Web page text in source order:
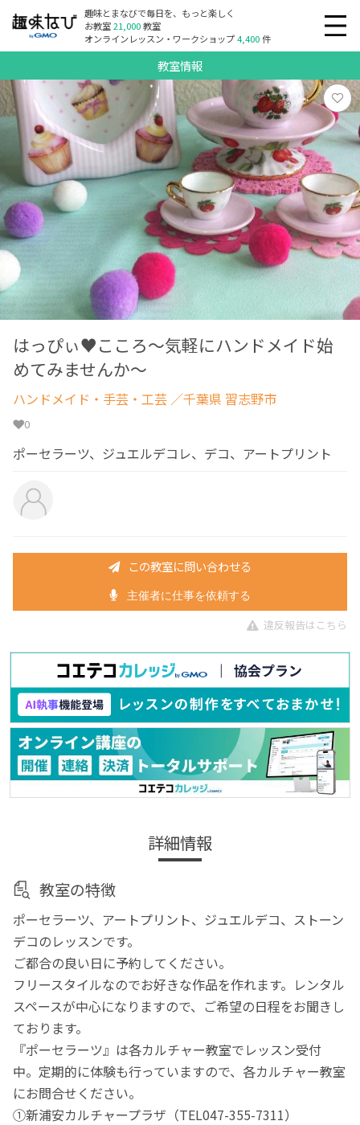
趣味とまなびで毎日を、もっと楽しく
お教室21,000教室
オンラインレッスン・ワークショップ4,400件
教室情報
はっぴぃ♥こころ～気軽にハンドメイド始
めてみませんか～
ハンドメイド・手芸・工芸 ／千葉県 習志野市
0
ポーセラーツ、ジュエルデコレ、デコ、アートプリント
この教室に問い合わせる
主催者に仕事を依頼する
違反報告はこちら
詳細情報
教室の特徴
ポーセラーツ、アートプリント、ジュエルデコ、ストーン
デコのレッスンです。
ご都合の良い日に予約してください。
フリースタイルなのでお好きな作品を作れます。レンタル
スペースが中心になりますので、ご希望の日程をお聞きし
ております。
『ポーセラーツ』は各カルチャー教室でレッスン受付
中。定期的に体験も行っていますので、各カルチャー教室
にお問合せください。
①新浦安カルチャープラザ（TEL047-355-7311）